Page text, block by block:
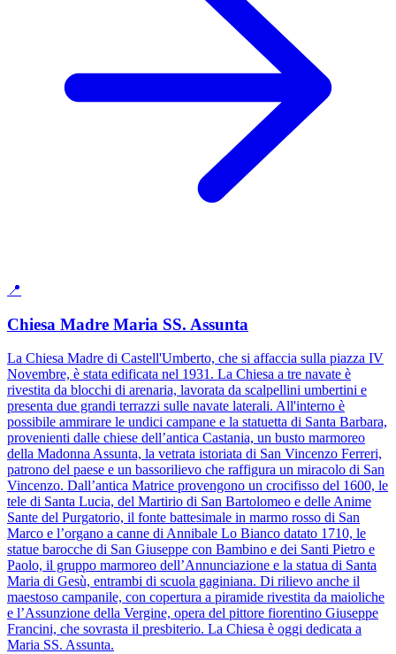
📍
Chiesa Madre Maria SS. Assunta
La Chiesa Madre di Castell'Umberto, che si affaccia sulla piazza IV
Novembre, è stata edificata nel 1931. La Chiesa a tre navate è
rivestita da blocchi di arenaria, lavorata da scalpellini umbertini e
presenta due grandi terrazzi sulle navate laterali. All'interno è
possibile ammirare le undici campane e la statuetta di Santa Barbara,
provenienti dalle chiese dell’antica Castania, un busto marmoreo
della Madonna Assunta, la vetrata istoriata di San Vincenzo Ferreri,
patrono del paese e un bassorilievo che raffigura un miracolo di San
Vincenzo. Dall’antica Matrice provengono un crocifisso del 1600, le
tele di Santa Lucia, del Martirio di San Bartolomeo e delle Anime
Sante del Purgatorio, il fonte battesimale in marmo rosso di San
Marco e l’organo a canne di Annibale Lo Bianco datato 1710, le
statue barocche di San Giuseppe con Bambino e dei Santi Pietro e
Paolo, il gruppo marmoreo dell’Annunciazione e la statua di Santa
Maria di Gesù, entrambi di scuola gaginiana. Di rilievo anche il
maestoso campanile, con copertura a piramide rivestita da maioliche
e l’Assunzione della Vergine, opera del pittore fiorentino Giuseppe
Francini, che sovrasta il presbiterio. La Chiesa è oggi dedicata a
Maria SS. Assunta.